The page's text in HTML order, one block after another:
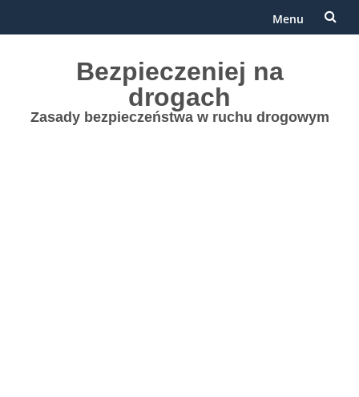
Menu
Bezpieczeniej na
drogach
Zasady bezpieczeństwa w ruchu drogowym